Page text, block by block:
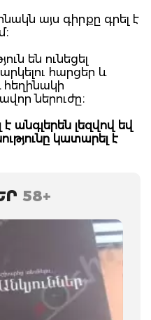
այս գիրքը գրել է
են ունեցել
հարցեր և
ներուժը։
անգլերեն լեզվով եվ
կատարել է
58+